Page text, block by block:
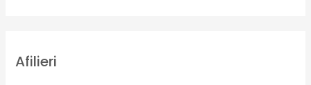
Afilieri